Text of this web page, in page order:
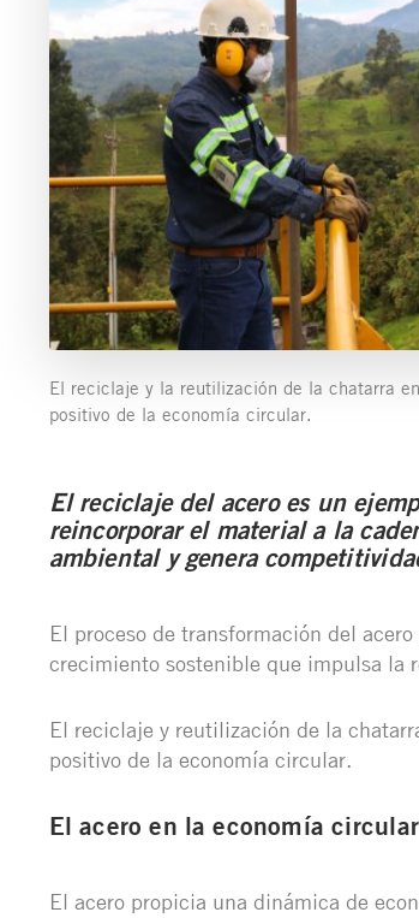
El reciclaje y la reutilización de la chatarra
positivo de la economía circular.
El reciclaje del acero es un
reincorporar el material a la
ambiental y genera
El proceso de transformación del
crecimiento sostenible que impulsa
El reciclaje y reutilización de la
positivo de la economía circular.
El acero en la economía circular
El acero propicia una dinámica de